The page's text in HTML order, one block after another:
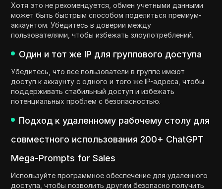
Хотя это не рекомендуется, обмен учетными данными
может быть быстрым способом поделиться премиум-
аккаунтом. Убедитесь в доверии между
пользователями, чтобы избежать злоупотреблений.
Один и тот же IP для группового доступа
Убедитесь, что все пользователи в группе имеют
доступ к аккаунту с одного и того же IP-адреса, чтобы
поддерживать стабильный доступ и избежать
потенциальных проблем с безопасностью.
Подход к удаленному рабочему столу для
совместного использования 200+ ChatGPT
Mega-Prompts for Sales
Используйте программное обеспечение для удаленного
доступа, чтобы позволить другим безопасно получить